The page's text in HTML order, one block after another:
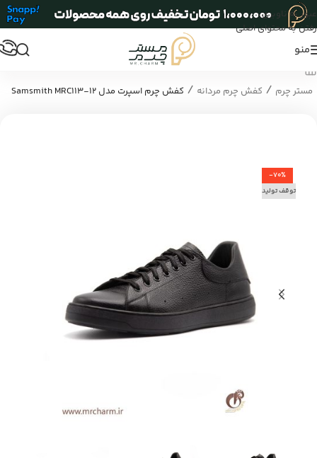
عبور به ناوبری
رفتن به محتوای اصلی
منو
مستر چرم / کفش چرم مردانه / کفش چرم اسپرت مدل Samsmith MRC113-12
-70%
توقف تولید